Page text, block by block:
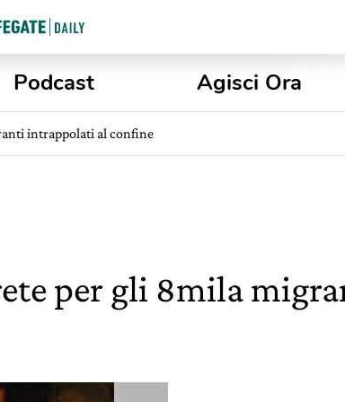
Podcast Agisci Ora
intrappolati al confine
per gli 8mila